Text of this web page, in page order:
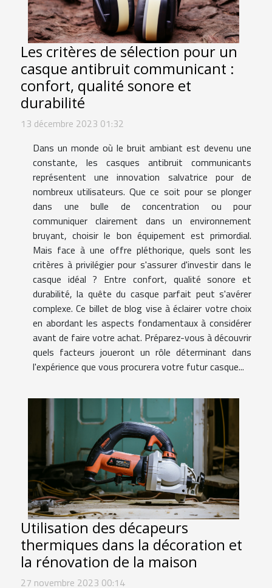
Les critères de sélection pour un
casque antibruit communicant :
confort, qualité sonore et
durabilité
13 décembre 2023 01:32
Dans un monde où le bruit ambiant est devenu une
constante, les casques antibruit communicants
représentent une innovation salvatrice pour de
nombreux utilisateurs. Que ce soit pour se plonger
dans une bulle de concentration ou pour
communiquer clairement dans un environnement
bruyant, choisir le bon équipement est primordial.
Mais face à une offre pléthorique, quels sont les
critères à privilégier pour s'assurer d'investir dans le
casque idéal ? Entre confort, qualité sonore et
durabilité, la quête du casque parfait peut s'avérer
complexe. Ce billet de blog vise à éclairer votre choix
en abordant les aspects fondamentaux à considérer
avant de faire votre achat. Préparez-vous à découvrir
quels facteurs joueront un rôle déterminant dans
l'expérience que vous procurera votre futur casque...
Utilisation des décapeurs
thermiques dans la décoration et
la rénovation de la maison
27 novembre 2023 00:14